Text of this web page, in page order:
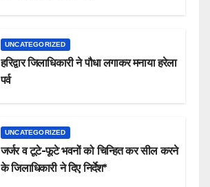
UNCATEGORIZED
हरिद्वार जिलाधिकारी ने पौधा लगाकर मनाया हरेला
पर्व
UNCATEGORIZED
जर्जर व टूटे-फूटे भवनों को चिन्हित कर सील करने
के जिलाधिकारी ने दिए निर्देश*